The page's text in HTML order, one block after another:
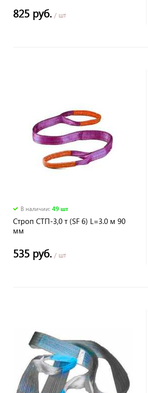
825 руб. / шт
В наличии: 49 шт
Строп СТП-3,0 т (SF 6) L=3.0 м 90
мм
535 руб. / шт